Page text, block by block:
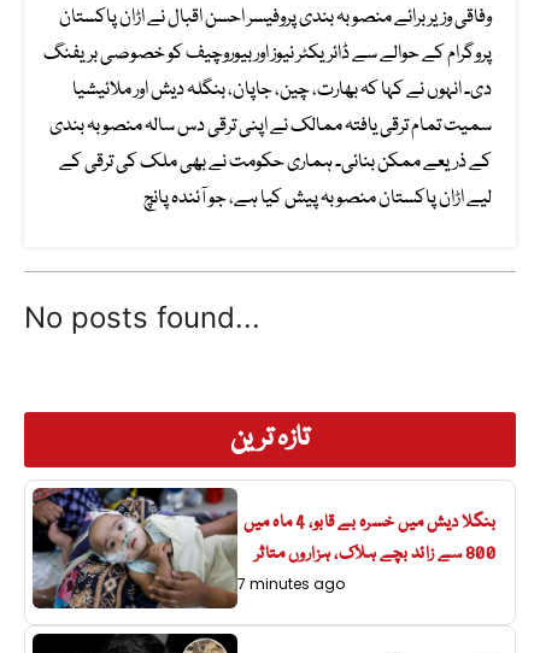
تازہ ترین
بنگلا دیش میں خسرہ بے قابو، 4 ماہ میں
800 سے زائد بچے ہلاک، ہزاروں متاثر
7 minutes ago
وفاقی وزیر برائے منصوبہ بندی پروفیسر احسن اقبال نے اڑان پاکستان
پروگرام کے حوالے سے ڈائریکٹر نیوز اور بیوروچیف کو خصوصی بریفنگ
دی۔ انہوں نے کہا کہ بھارت، چین، جاپان، بنگلہ دیش اور ملائیشیا
سمیت تمام ترقی یافتہ ممالک نے اپنی ترقی دس سالہ منصوبہ بندی
کے ذریعے ممکن بنائی۔ ہماری حکومت نے بھی ملک کی ترقی کے
لیے اڑان پاکستان منصوبہ پیش کیا ہے، جو آئندہ پانچ
No posts found...